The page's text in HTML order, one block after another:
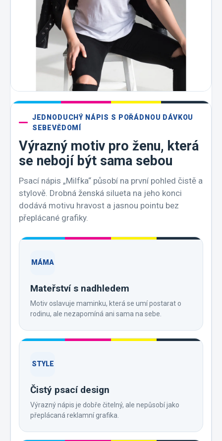
JEDNODUCHÝ NÁPIS S POŘÁDNOU DÁVKOU
SEBEVĚDOMÍ
Výrazný motiv pro ženu, která
se nebojí být sama sebou
Psací nápis „Milfka“ působí na první pohled čistě a
stylově. Drobná ženská silueta na jeho konci
dodává motivu hravost a jasnou pointu bez
přeplácané grafiky.
MÁMA
Mateřství s nadhledem
Motiv oslavuje maminku, která se umí postarat o
rodinu, ale nezapomíná ani sama na sebe.
STYLE
Čistý psací design
Výrazný nápis je dobře čitelný, ale nepůsobí jako
přeplácaná reklamní grafika.